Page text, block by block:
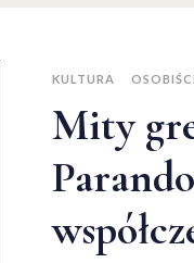
KULTURA
Mity